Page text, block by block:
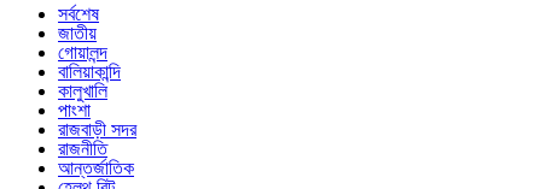
সর্বশেষ
জাতীয়
গোয়ালন্দ
বালিয়াকান্দি
কালুখালি
পাংশা
রাজবাড়ী সদর
রাজনীতি
আন্তর্জাতিক